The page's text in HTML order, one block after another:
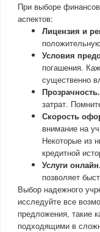
При выборе
аспектов:
Лицензия и
Условия
погашения.
существенно
Прозрачность.
затрат.
Скорость
внимание на
Некоторые из
кредитной
Услуги онлайн.
позволяет
Выбор надежного
исследуйте все
предложения, такие
подходящими в